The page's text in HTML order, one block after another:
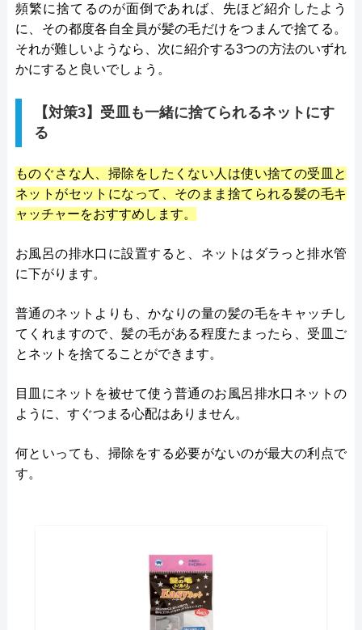
頻繁に捨てるのが面倒であれば、先ほど紹介したよう
に、その都度各自全員が髪の毛だけをつまんで捨てる。
それが難しいようなら、次に紹介する3つの方法のいずれ
かにすると良いでしょう。
【対策3】受皿も一緒に捨てられるネットにす
る
ものぐさな人、掃除をしたくない人は使い捨ての受皿と
ネットがセットになって、そのまま捨てられる髪の毛キ
ャッチャーをおすすめします。
お風呂の排水口に設置すると、ネットはダラっと排水管
に下がります。
普通のネットよりも、かなりの量の髪の毛をキャッチし
てくれますので、髪の毛がある程度たまったら、受皿ご
とネットを捨てることができます。
目皿にネットを被せて使う普通のお風呂排水口ネットの
ように、すぐつまる心配はありません。
何といっても、掃除をする必要がないのが最大の利点で
す。